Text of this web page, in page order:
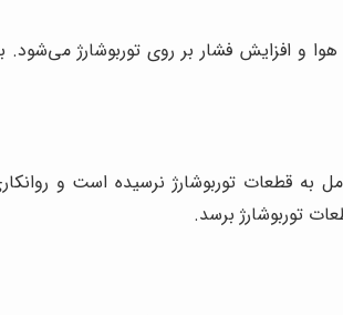
و افزایش فشار بر روی توربوشارژ می‌شود.
به قطعات توربوشارژ نرسیده است و
توربوشارژ برسد.